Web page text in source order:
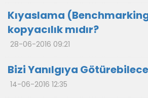
Kıyaslama
kopyacılık mıdır?
28-06-2016 09:21
Bizi Yanılgıya
14-06-2016 12:35